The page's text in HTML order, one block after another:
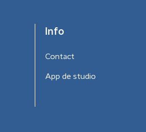
Info
Contact
App de studio